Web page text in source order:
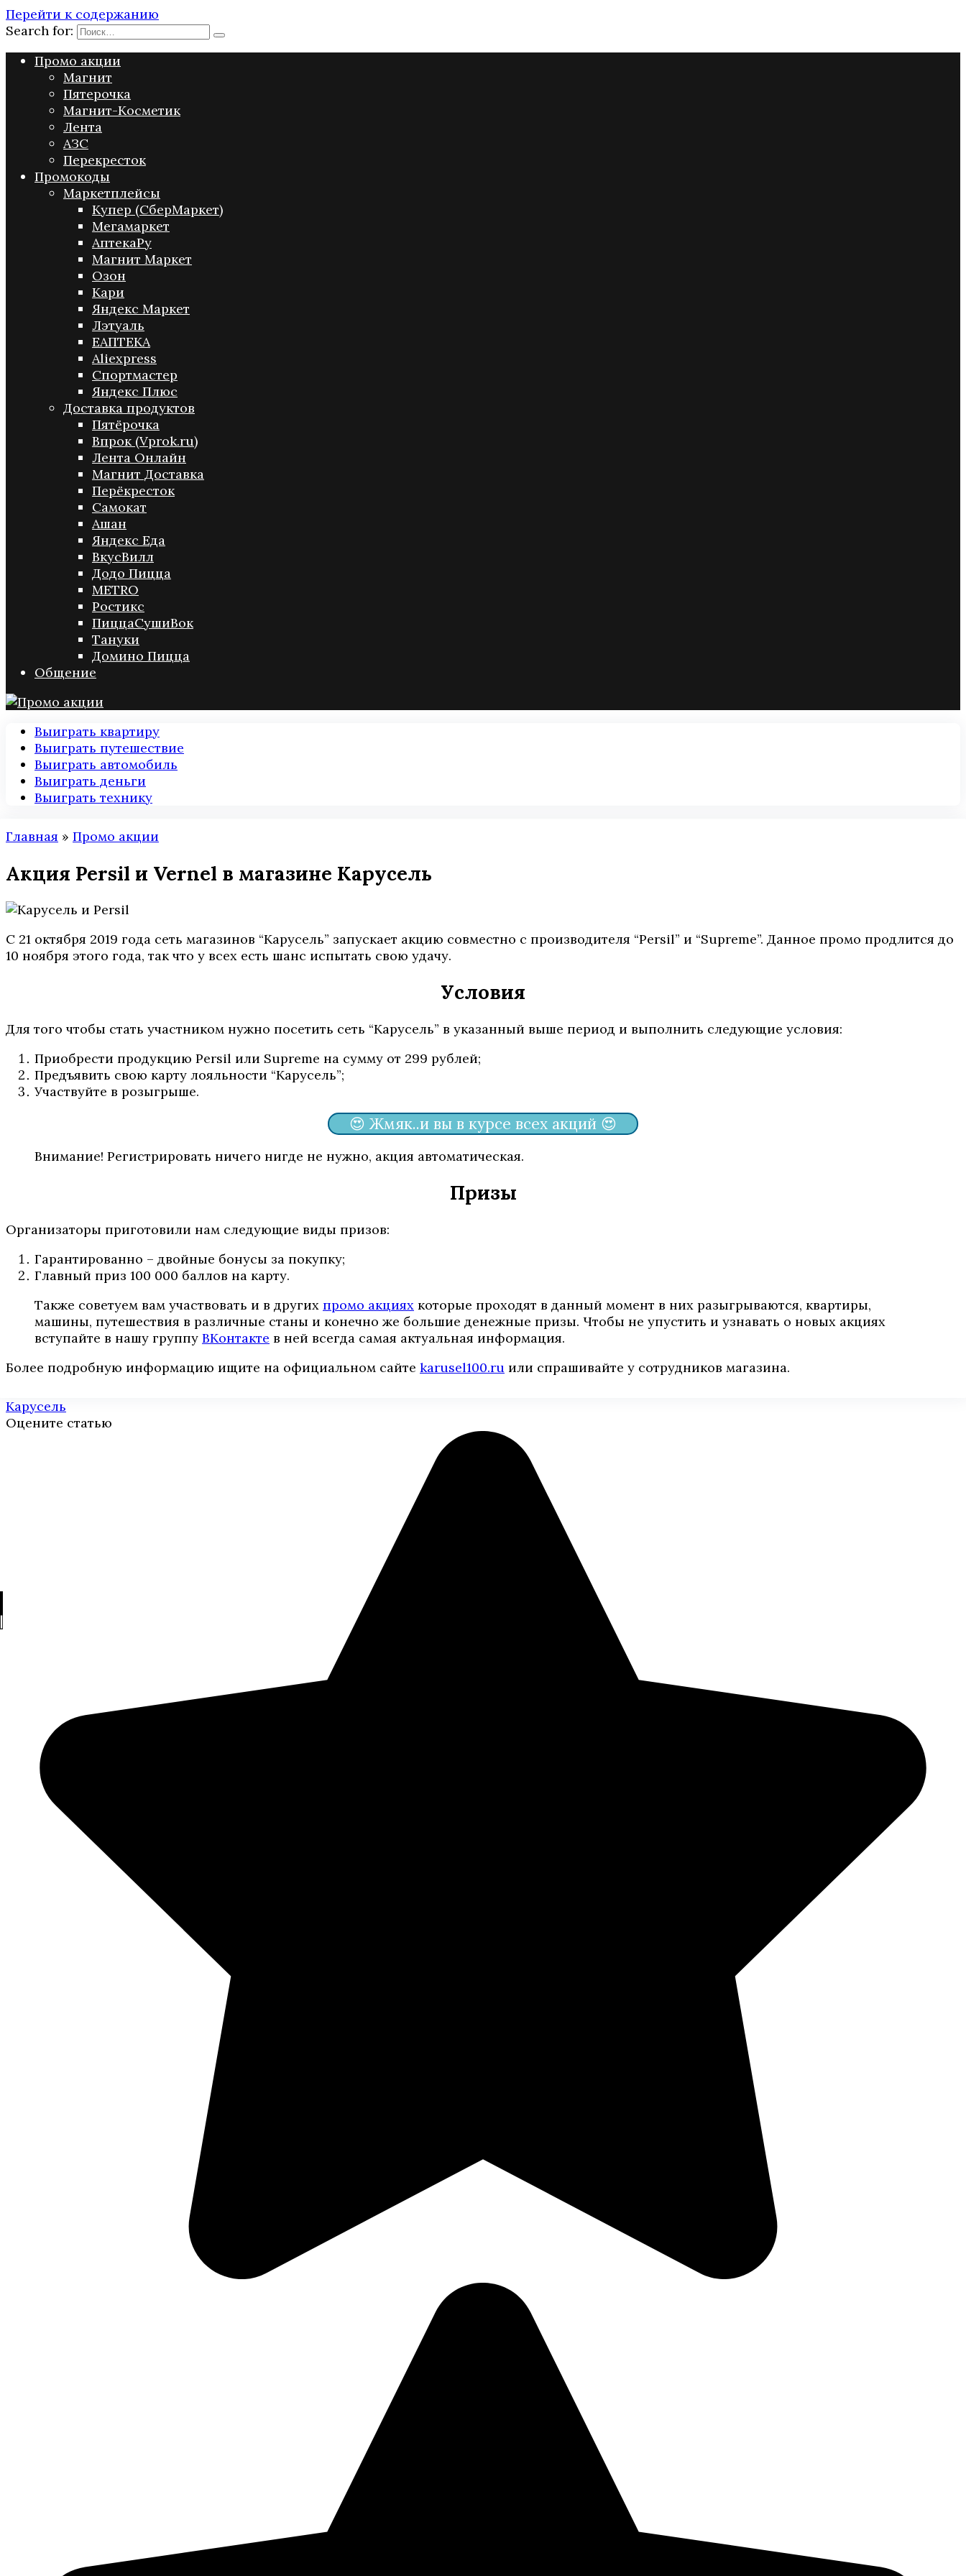
Перейти к содержанию
Search for:
Промо акции
Магнит
Пятерочка
Магнит-Косметик
Лента
АЗС
Перекресток
Промокоды
Маркетплейсы
Купер (СберМаркет)
Мегамаркет
АптекаРу
Магнит Маркет
Озон
Кари
Яндекс Маркет
Лэтуаль
ЕАПТЕКА
Aliexpress
Спортмастер
Яндекс Плюс
Доставка продуктов
Пятёрочка
Впрок (Vprok.ru)
Лента Онлайн
Магнит Доставка
Перёкресток
Самокат
Ашан
Яндекс Еда
ВкусВилл
Додо Пицца
METRO
Ростикс
ПиццаСушиВок
Тануки
Домино Пицца
Общение
Выиграть квартиру
Выиграть путешествие
Выиграть автомобиль
Выиграть деньги
Выиграть технику
Главная » Промо акции
Акция Persil и Vernel в магазине Карусель
С 21 октября 2019 года сеть магазинов “Карусель” запускает акцию совместно с производителя “Persil” и “Supreme”. Данное промо продлится до
10 ноября этого года, так что у всех есть шанс испытать свою удачу.
Условия
Для того чтобы стать участником нужно посетить сеть “Карусель” в указанный выше период и выполнить следующие условия:
Приобрести продукцию Persil или Supreme на сумму от 299 рублей;
Предъявить свою карту лояльности “Карусель”;
Участвуйте в розыгрыше.
😍 Жмяк..и вы в курсе всех акций 😍
Внимание! Регистрировать ничего нигде не нужно, акция автоматическая.
Призы
Организаторы приготовили нам следующие виды призов:
Гарантированно – двойные бонусы за покупку;
Главный приз 100 000 баллов на карту.
Также советуем вам участвовать и в других промо акциях которые проходят в данный момент в них разыгрываются, квартиры,
машины, путешествия в различные станы и конечно же большие денежные призы. Чтобы не упустить и узнавать о новых акциях
вступайте в нашу группу ВКонтакте в ней всегда самая актуальная информация.
Более подробную информацию ищите на официальном сайте karusel100.ru или спрашивайте у сотрудников магазина.
Карусель
Оцените статью